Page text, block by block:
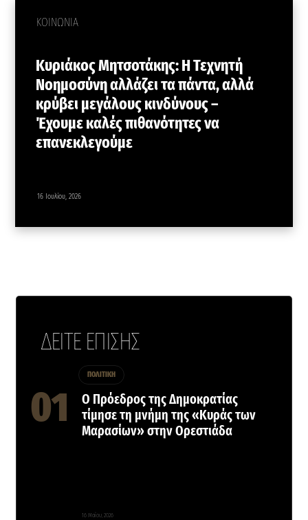
ΚΟΙΝΩΝΙΑ
Κυριάκος Μητσοτάκης: Η Τεχνητή
Νοημοσύνη αλλάζει τα πάντα, αλλά
κρύβει μεγάλους κινδύνους –
Έχουμε καλές πιθανότητες να
επανεκλεγούμε
16 Ιουλίου, 2026
ΔΕΙΤΕ ΕΠΙΣΗΣ
ΠΟΛΙΤΙΚΗ
Ο Πρόεδρος της Δημοκρατίας
τίμησε τη μνήμη της «Κυράς των
Μαρασίων» στην Ορεστιάδα
16 Μαΐου, 2026